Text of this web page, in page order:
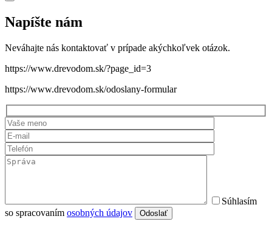
Napíšte nám
Neváhajte nás kontaktovať v prípade akýchkoľvek otázok.
https://www.drevodom.sk/?page_id=3
https://www.drevodom.sk/odoslany-formular
Súhlasím
so spracovaním osobných údajov Odoslať